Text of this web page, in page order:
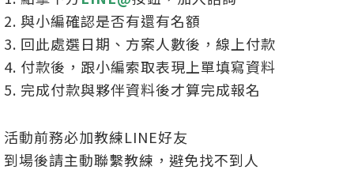
2. 與小編確認是否有還有名額
3. 回此處選日期、方案人數後，線上付款
4. 付款後，跟小編索取表現上單填寫資料
5. 完成付款與夥伴資料後才算完成報名
活動前務必加教練LINE好友
到場後請主動聯繫教練，避免找不到人